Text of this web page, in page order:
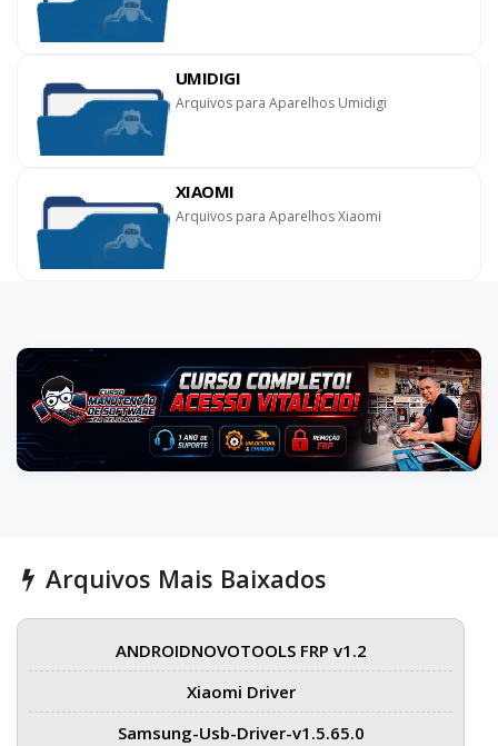
UMIDIGI
Arquivos para Aparelhos Umidigi
XIAOMI
Arquivos para Aparelhos Xiaomi
Arquivos Mais Baixados
ANDROIDNOVOTOOLS FRP v1.2
Xiaomi Driver
Samsung-Usb-Driver-v1.5.65.0